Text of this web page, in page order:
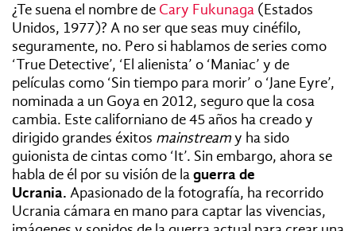
¿Te suena el nombre de Cary Fukunaga (Estados
Unidos, 1977)? A no ser que seas muy cinéfilo,
seguramente, no. Pero si hablamos de series como
‘True Detective’, ‘El alienista’ o ‘Maniac’ y de
películas como ‘Sin tiempo para morir’ o ‘Jane Eyre’,
nominada a un Goya en 2012, seguro que la cosa
cambia. Este californiano de 45 años ha creado y
dirigido grandes éxitos mainstreamy ha sido
guionista de cintas como ‘It’. Sin embargo, ahora se
habla de él por su visión de laguerra de
Ucrania. Apasionado de la fotografía, ha recorrido
Ucrania cámara en mano para captar las vivencias,